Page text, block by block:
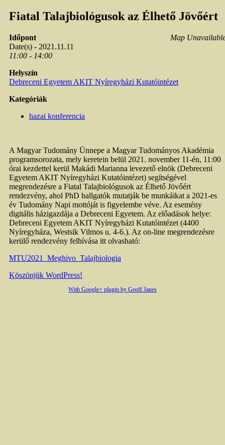
Fiatal Talajbiológusok az Élhető Jövőért
Map
Időpont
Date(s) - 2021.11.11
11:00 - 14:00
Helyszín
Debreceni Egyetem AKIT Nyíregyházi Kutatóintézet
Kategóriák
hazai konferencia
A Magyar Tudomány Ünnepe a Magyar Tudományos Akadémia
programsorozata, mely keretein belül 2021. november 11-én, 11:00
órai kezdettel kerül Makádi Marianna levezető elnök (Debreceni
Egyetem AKIT Nyíregyházi Kutatóintézet) segítségével
megrendezésre a Fiatal Talajbiológusok az Élhető Jövőért
rendezvény, ahol PhD hallgatók mutatják be munkáikat a 2021-es
év Tudomány Napi mottóját is figyelembe véve. Az esemény
digitális házigazdája a Debreceni Egyetem. Az előadások helye:
Debreceni Egyetem AKIT Nyíregyházi Kutatóintézet (4400
Nyíregyháza, Westsik Vilmos u. 4-6.). Az on-line megrendezésre
kerülő rendezvény felhívása itt olvasható:
MTU2021_Meghivo_Talajbiologia
Köszönjük WordPress!
With Google+ plugin by Geoff Janes